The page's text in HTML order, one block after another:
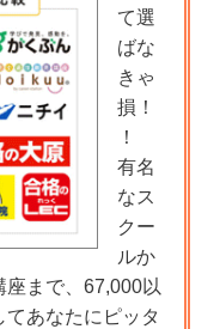
て選
ばな
きゃ
損！
！
有名
なス
クー
ルか
まで、67,000以
てあなたにピッタ